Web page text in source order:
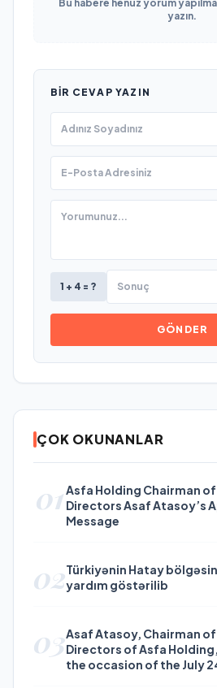
Bu habere henüz yorum
yazın.
BIR CEVAP YAZIN
1 + 4 = ?
GÖNDER
ÇOK OKUNANLAR
01Asfa Holding Chairman
Directors Asaf Atasoy’s
Message
02Türkiyənin Hatay
yardım göstərilib
03Asaf Atasoy, Chairman
Directors of Asfa
the occasion of the July